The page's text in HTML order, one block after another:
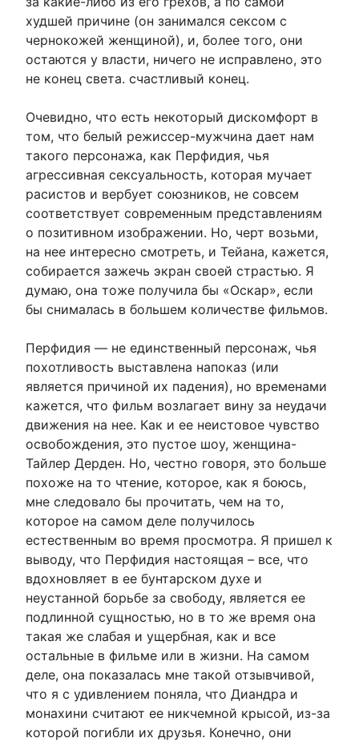
худшей причине (он занимался сексом с
чернокожей женщиной), и, более того, они
остаются у власти, ничего не исправлено, это
не конец света. счастливый конец.
Очевидно, что есть некоторый дискомфорт в
том, что белый режиссер-мужчина дает нам
такого персонажа, как Перфидия, чья
агрессивная сексуальность, которая мучает
расистов и вербует союзников, не совсем
соответствует современным представлениям
о позитивном изображении. Но, черт возьми,
на нее интересно смотреть, и Тейана, кажется,
собирается зажечь экран своей страстью. Я
думаю, она тоже получила бы «Оскар», если
бы снималась в большем количестве фильмов.
Перфидия — не единственный персонаж, чья
похотливость выставлена напоказ (или
является причиной их падения), но временами
кажется, что фильм возлагает вину за неудачи
движения на нее. Как и ее неистовое чувство
освобождения, это пустое шоу, женщина-
Тайлер Дерден. Но, честно говоря, это больше
похоже на то чтение, которое, как я боюсь,
мне следовало бы прочитать, чем на то,
которое на самом деле получилось
естественным во время просмотра. Я пришел к
выводу, что Перфидия настоящая – все, что
вдохновляет в ее бунтарском духе и
неустанной борьбе за свободу, является ее
подлинной сущностью, но в то же время она
такая же слабая и ущербная, как и все
остальные в фильме или в жизни. На самом
деле, она показалась мне такой отзывчивой,
что я с удивлением поняла, что Диандра и
монахини считают ее никчемной крысой, из-за
которой погибли их друзья. Конечно, они